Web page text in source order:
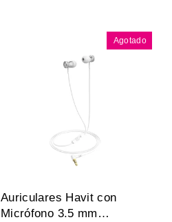
Agotado
Auriculares Havit con
Micrófono 3.5 mm